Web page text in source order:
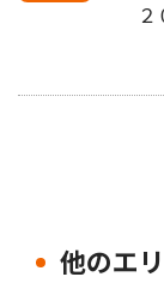
他のエ